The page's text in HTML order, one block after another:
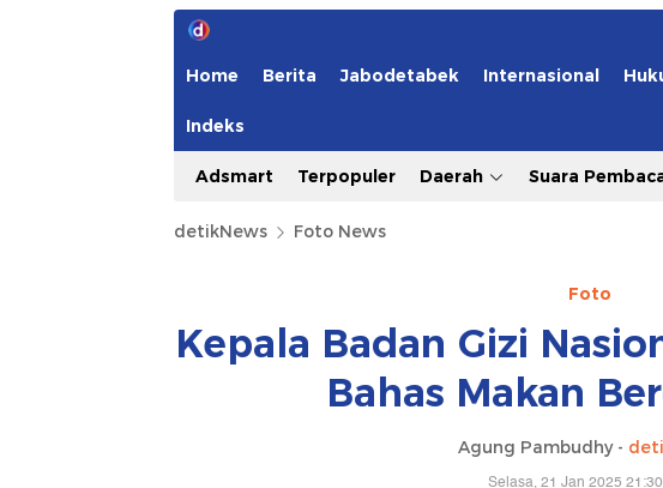
Home Berita Jabodetabek Internasional
Indeks
Adsmart Terpopuler Daerah Suara
detikNews Foto News
Foto
Kepala Badan Gizi
Bahas Makan
Agung Pambudhy -
Selasa, 21 Jan 2025